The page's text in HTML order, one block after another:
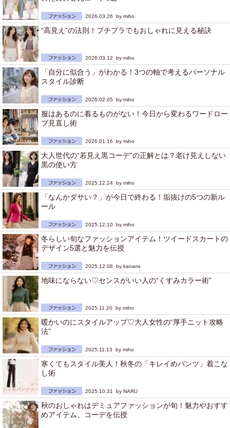
2026.03.26 by miho
“高見え”の法則！プチプラでもおしゃれに見える秘訣
2026.03.12 by miho
「自分に似合う」がわかる！3つの軸で考えるパーソナル
スタイル診断
2026.02.05 by miho
服はあるのに着るものがない！今日から変わるワードロー
ブ見直し術
2026.01.16 by miho
大人世代の“若見え黒コーデ”の正解とは？老け見えしない
黒の使い方
2025.12.24 by miho
「なんかダサい？」が今日で終わる！垢抜けの5つの新ル
ール
2025.12.10 by miho
冬らしい旬なファッションアイテム！ツイードスカートの
デザイン5選と魅力を伝授
2025.12.08 by kanami
地味にならない♡センスがいい人の“くすみカラー術”
2025.11.20 by miho
暖かいのにスタイルアップ♡大人女性の“厚手ニット攻略
法”
2025.11.13 by miho
寒くてもスタイル美人！秋冬の「キレイめパンツ」着こな
し術
2025.10.31 by NARU
秋のおしゃれはデミュアファッションが旬！魅力やおすす
めアイテム、コーデを伝授